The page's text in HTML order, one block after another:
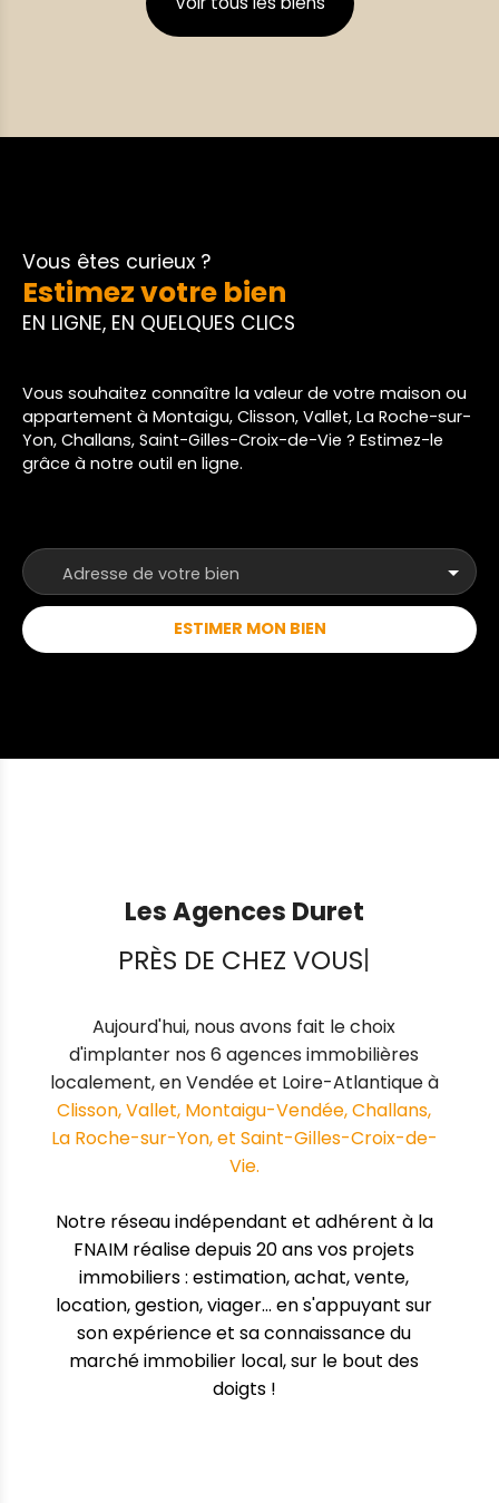
placard, une salle d'eau, un WC et une terrasse de
18 m². Ainsi qu'un garage en sous-sol. Les charges
Taxe d'Ordures Ménagères... Les plus de cet
Vous êtes curieux ?
Estimez votre bien
EN LIGNE, EN QUELQUES CLICS
Vous souhaitez connaître la valeur de votre maison ou
appartement à Montaigu, Clisson, Vallet, La Roche-sur-
Yon, Challans, Saint-Gilles-Croix-de-Vie ? Estimez-le
grâce à notre outil en ligne.
Adresse de votre bien
ESTIMER MON BIEN
Les Agences Duret
PRÈS DE CHEZ VOUS|
Aujourd'hui, nous avons fait le choix
d'implanter nos 6 agences immobilières
localement, en Vendée et Loire-Atlantique à
Clisson, Vallet, Montaigu-Vendée, Challans,
La Roche-sur-Yon, et Saint-Gilles-Croix-de-
Vie.
Notre réseau indépendant et adhérent à la
FNAIM réalise depuis 20 ans vos projets
immobiliers : estimation, achat, vente,
location, gestion, viager... en s'appuyant sur
son expérience et sa connaissance du
marché immobilier local, sur le bout des
doigts !